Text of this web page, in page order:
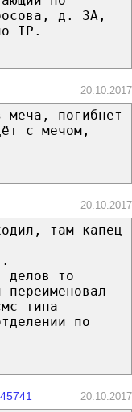
д. 3А,
IP.
20.10.2017
погибнет
с мечом,
20.10.2017
там капец
делов то
типа
по
20.10.2017